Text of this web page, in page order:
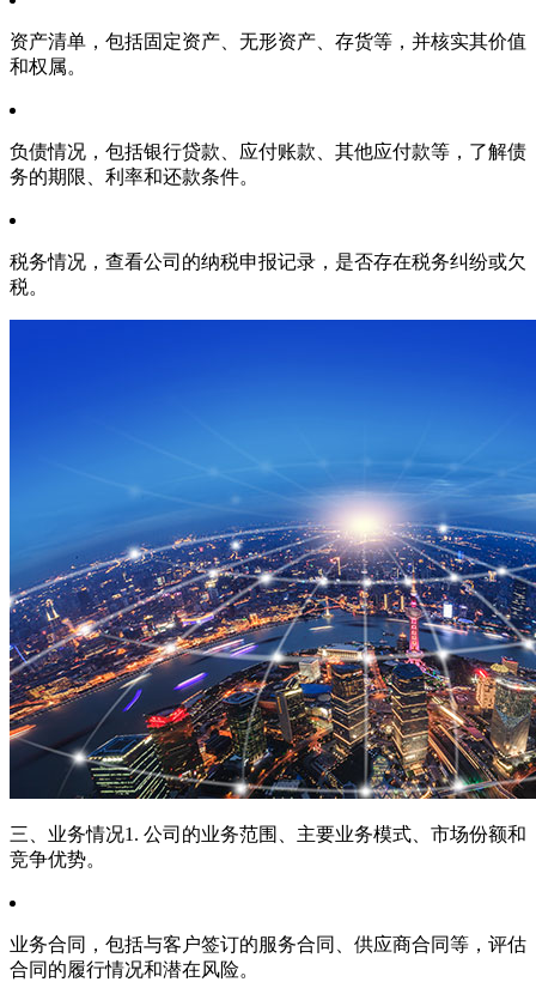
资产清单，包括固定资产、无形资产、存货等，并核实其价值
和权属。
负债情况，包括银行贷款、应付账款、其他应付款等，了解债
务的期限、利率和还款条件。
税务情况，查看公司的纳税申报记录，是否存在税务纠纷或欠
税。
三、业务情况1. 公司的业务范围、主要业务模式、市场份额和
竞争优势。
业务合同，包括与客户签订的服务合同、供应商合同等，评估
合同的履行情况和潜在风险。